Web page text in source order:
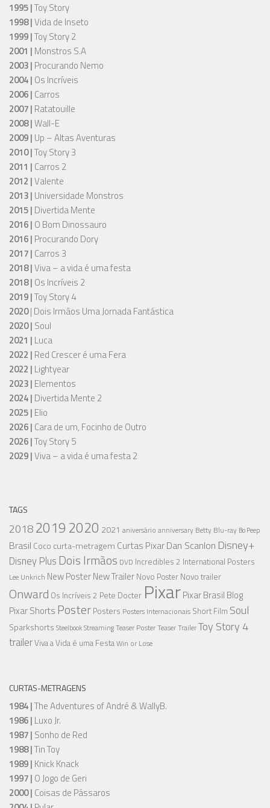
1995 |Toy Story
1998 |Vida de Inseto
1999 |Toy Story 2
2001 | Monstros S.A
2003 | Procurando Nemo
2004 | Os Incríveis
2006 | Carros
2007 | Ratatouille
2008 |Wall-E
2009 | Up – Altas Aventuras
2010 |Toy Story 3
2011 | Carros 2
2012 |Valente
2013 | Universidade Monstros
2015 | Divertida Mente
2016 | O Bom Dinossauro
2016 | Procurando Dory
2017 | Carros 3
2018 |Viva – a vida é uma festa
2018 | Os Incríveis 2
2019 |Toy Story 4
2020| Dois Irmãos Uma Jornada Fantástica
2020 | Soul
2021 | Luca
2022 | Red Crescer é uma Fera
2022 | Lightyear
2023 | Elementos
2024 | Divertida Mente 2
2025 | Elio
2026 | Cara de um, Focinho de Outro
2026 |Toy Story 5
2029 |Viva – a vida é uma festa 2
TAGS
20182019 2020 2021 aniversário anniversary Betty Blu-ray Bo Peep
Brasil Coco curta-metragem Curtas PixarDan Scanlon Disney+
Disney Plus Dois Irmãos DVD Incredibles 2 International Posters
Lee Unkrich New PosterNew Trailer Novo Poster Novo trailer
Onward Os Incríveis 2 Pete Docter PixarPixar Brasil Blog
Pixar Shorts Poster Posters Posters Internacionais Short Film Soul
Sparkshorts SteelbookStreamingTeaser PosterTeaser TrailerToy Story 4
trailerViva a Vida é uma FestaWin or Lose
CURTAS-METRAGENS
1984 |The Adventures of André & WallyB.
1986 | Luxo Jr.
1987 | Sonho de Red
1988 |Tin Toy
1989 | Knick Knack
1997 | O Jogo de Geri
2000 | Coisas de Pássaros